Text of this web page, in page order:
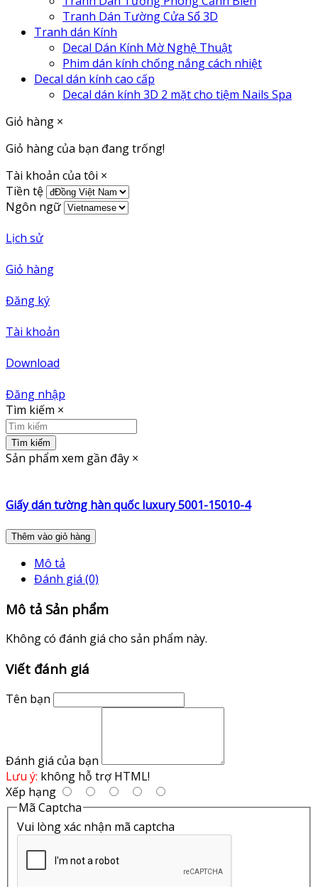
Tranh Dán Tường Cửa Sổ 3D
Tranh dán Kính
Decal Dán Kính Mờ Nghệ Thuật
Phim dán kính chống nắng cách nhiệt
Decal dán kính cao cấp
Decal dán kính 3D 2 mặt cho tiệm Nails Spa
Giỏ hàng ×
Giỏ hàng của bạn đang trống!
Tài khoản của tôi ×
Tiền tệ
Ngôn ngữ
Lịch sử
Giỏ hàng
Đăng ký
Tài khoản
Download
Đăng nhập
Tìm kiếm ×
Tìm kiếm
Sản phẩm xem gần đây ×
Giấy dán tường hàn quốc luxury 5001-15010-4
Thêm vào giỏ hàng
Mô tả
Đánh giá (0)
Mô tả Sản phẩm
Không có đánh giá cho sản phẩm này.
Viết đánh giá
Tên bạn
Đánh giá của bạn
Lưu ý: không hỗ trợ HTML!
Xếp hạng
Mã Captcha
Vui lòng xác nhận mã captcha